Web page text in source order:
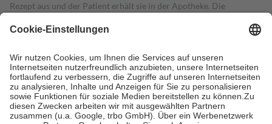
Rezept aus und der Patient erhält sie in der Apotheke. Die
Kosten dafür, der Versicherte trägt einen Teil davon als Zuzahlung
Grundsätzlich leisten Mitglieder Zuzahlungen in Höhe von zehn
Prozent des Abgabepreises,mindestensjedochfünf Euround
höchstens zehn Euro.Es sind jedoch nie mehr als die tatsächlichen
Kosten der Leistung zu entrichten.
Diese Regeln gelten grundsätzlich auch für Online-Apotheken.
Bei Heilmitteln und häuslicher Krankenpflege beträgt die